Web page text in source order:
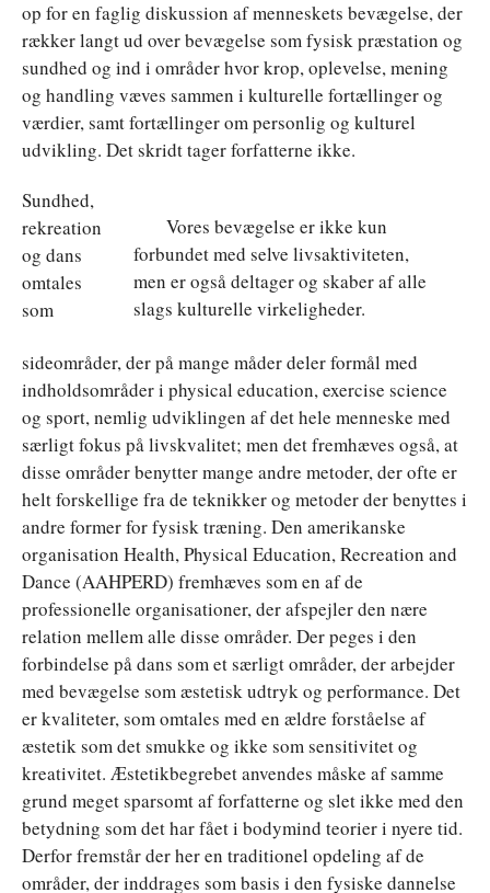
op for en faglig diskussion af menneskets bevægelse, der
rækker langt ud over bevægelse som fysisk præstation og
sundhed og ind i områder hvor krop, oplevelse, mening
og handling væves sammen i kulturelle fortællinger og
værdier, samt fortællinger om personlig og kulturel
udvikling. Det skridt tager forfatterne ikke.
Vores bevægelse er ikke kun
forbundet med selve livsaktiviteten,
men er også deltager og skaber af alle
slags kulturelle virkeligheder.
Sundhed,
rekreation
og dans
omtales
som
sideområder, der på mange måder deler formål med
indholdsområder i physical education, exercise science
og sport, nemlig udviklingen af det hele menneske med
særligt fokus på livskvalitet; men det fremhæves også, at
disse områder benytter mange andre metoder, der ofte er
helt forskellige fra de teknikker og metoder der benyttes i
andre former for fysisk træning. Den amerikanske
organisation Health, Physical Education, Recreation and
Dance (AAHPERD) fremhæves som en af de
professionelle organisationer, der afspejler den nære
relation mellem alle disse områder. Der peges i den
forbindelse på dans som et særligt områder, der arbejder
med bevægelse som æstetisk udtryk og performance. Det
er kvaliteter, som omtales med en ældre forståelse af
æstetik som det smukke og ikke som sensitivitet og
kreativitet. Æstetikbegrebet anvendes måske af samme
grund meget sparsomt af forfatterne og slet ikke med den
betydning som det har fået i bodymind teorier i nyere tid.
Derfor fremstår der her en traditionel opdeling af de
områder, der inddrages som basis i den fysiske dannelse